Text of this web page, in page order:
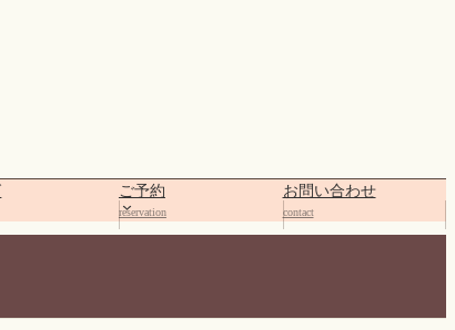
ご予約
reservation
お問い合わせ
contact